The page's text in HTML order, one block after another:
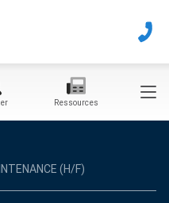
Ressources
(H/F)